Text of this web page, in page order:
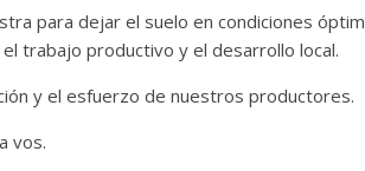
para dejar el suelo en condiciones
trabajo productivo y el desarrollo local.
y el esfuerzo de nuestros productores.
vos.